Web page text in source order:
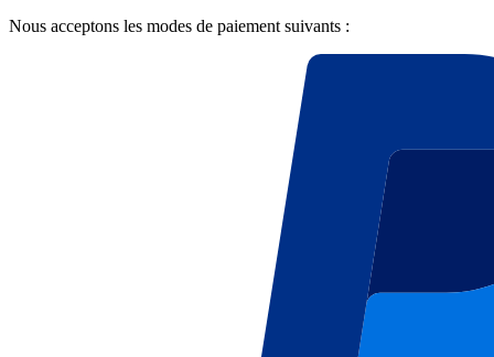
Nous acceptons les modes de paiement suivants :